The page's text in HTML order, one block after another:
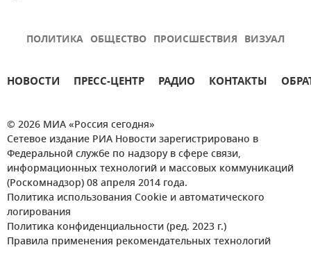
ПОЛИТИКА ОБЩЕСТВО ПРОИСШЕСТВИЯ ВИЗУАЛ
НОВОСТИ ПРЕСС-ЦЕНТР РАДИО КОНТАКТЫ
© 2026 МИА «Россия сегодня»
Сетевое издание РИА Новости зарегистрировано в
Федеральной службе по надзору в сфере связи,
информационных технологий и массовых коммуникаций
(Роскомнадзор) 08 апреля 2014 года.
Политика использования Cookie и автоматического
логирования
Политика конфиденциальности (ред. 2023 г.)
Правила применения рекомендательных технологий